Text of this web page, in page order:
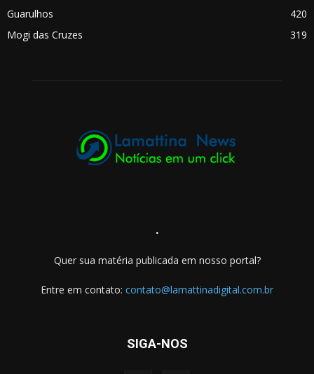
Guarulhos
420
Mogi das Cruzes
319
.
Quer sua matéria publicada em nosso portal?
Entre em contato: contato@lamattinadigital.com.br
SIGA-NOS